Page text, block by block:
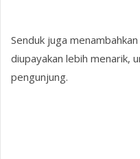
Senduk juga
diupayakan lebih menarik,
pengunjung.